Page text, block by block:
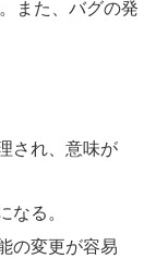
また、バグの発
され、意味が
なる。
の変更が容易